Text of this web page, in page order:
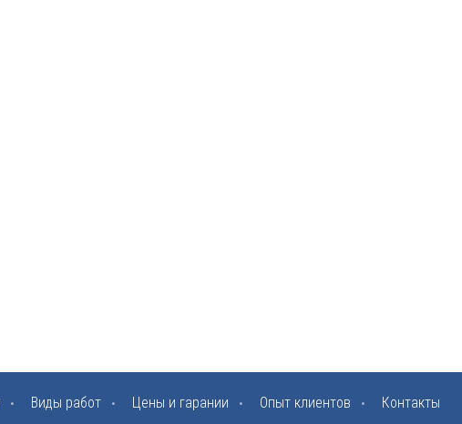
Виды работ Цены и гарании Опыт клиентов Контакты